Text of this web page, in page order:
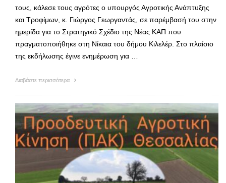
τους, κάλεσε τους αγρότες ο υπουργός Αγροτικής Ανάπτυξης
και Τροφίμων, κ. Γιώργος Γεωργαντάς, σε παρέμβασή του στην
ημερίδα για το Στρατηγικό Σχέδιο της Νέας ΚΑΠ που
πραγματοποιήθηκε στη Νίκαια του δήμου Κιλελέρ. Στο πλαίσιο
της εκδήλωσης έγινε ενημέρωση για …
Διαβάστε περισσότερα